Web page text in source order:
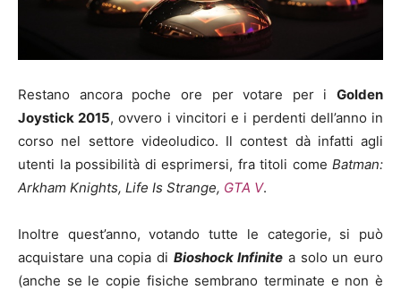
Restano ancora poche ore per votare per i Golden
Joystick 2015, ovvero i vincitori e i perdenti dell’anno in
corso nel settore videoludico. Il contest dà infatti agli
utenti la possibilità di esprimersi, fra titoli come Batman:
Arkham Knights, Life Is Strange, GTA V.
Inoltre quest’anno, votando tutte le categorie, si può
acquistare una copia di Bioshock Infinite a solo un euro
(anche se le copie fisiche sembrano terminate e non è